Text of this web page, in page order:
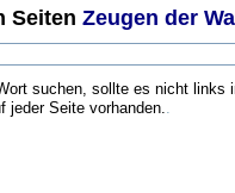
SeitenZeugen der
suchen, sollte es nicht links
jeder Seite vorhanden..